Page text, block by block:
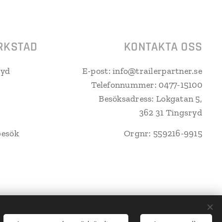
KONTAKTA OSS
E-post: info@trailerpartner.se
Telefonnummer: 0477-15100
Besöksadress: Lokgatan 5,
362 31 Tingsryd
Orgnr: 559216-9915